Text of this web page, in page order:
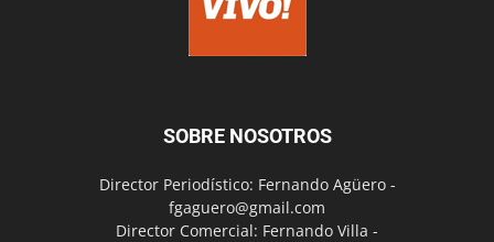
SOBRE NOSOTROS
Director Periodístico: Fernando Agüero -
fgaguero@gmail.com
Director Comercial: Fernando Villa -